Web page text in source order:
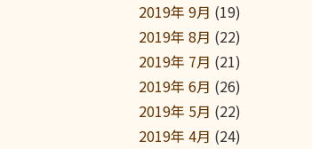
2019年 9月 (19)
2019年 8月 (22)
2019年 7月 (21)
2019年 6月 (26)
2019年 5月 (22)
2019年 4月 (24)